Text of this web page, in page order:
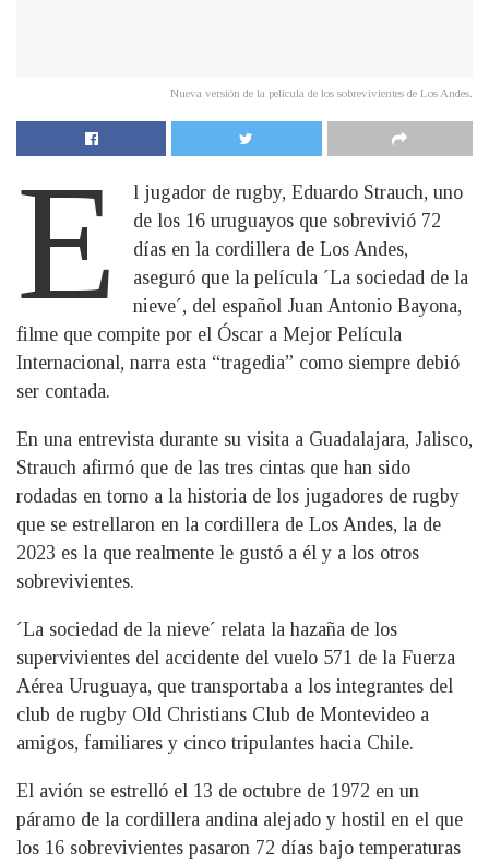
Nueva versión de la película de los sobrevivientes de Los Andes.
E
l jugador de rugby, Eduardo Strauch, uno
de los 16 uruguayos que sobrevivió 72
días en la cordillera de Los Andes,
aseguró que la película ´La sociedad de la
nieve´, del español Juan Antonio Bayona,
filme que compite por el Óscar a Mejor Película
Internacional, narra esta “tragedia” como siempre debió
ser contada.
En una entrevista durante su visita a Guadalajara, Jalisco,
Strauch afirmó que de las tres cintas que han sido
rodadas en torno a la historia de los jugadores de rugby
que se estrellaron en la cordillera de Los Andes, la de
2023 es la que realmente le gustó a él y a los otros
sobrevivientes.
´La sociedad de la nieve´ relata la hazaña de los
supervivientes del accidente del vuelo 571 de la Fuerza
Aérea Uruguaya, que transportaba a los integrantes del
club de rugby Old Christians Club de Montevideo a
amigos, familiares y cinco tripulantes hacia Chile.
El avión se estrelló el 13 de octubre de 1972 en un
páramo de la cordillera andina alejado y hostil en el que
los 16 sobrevivientes pasaron 72 días bajo temperaturas